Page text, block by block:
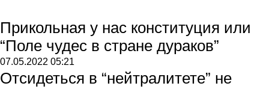
Прикольная у нас конституция или
“Поле чудес в стране дураков”
07.05.2022 05:21
Отсидеться в “нейтралитете” не